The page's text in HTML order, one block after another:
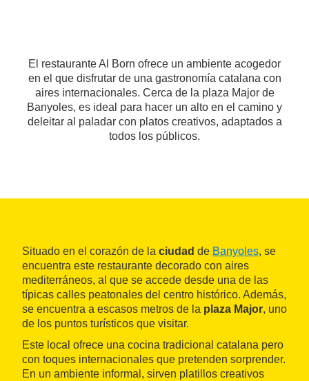
El restaurante Al Born ofrece un ambiente acogedor
en el que disfrutar de una gastronomía catalana con
aires internacionales. Cerca de la plaza Major de
Banyoles, es ideal para hacer un alto en el camino y
deleitar al paladar con platos creativos, adaptados a
todos los públicos.
Situado en el corazón de la ciudad de Banyoles, se
encuentra este restaurante decorado con aires
mediterráneos, al que se accede desde una de las
típicas calles peatonales del centro histórico. Además,
se encuentra a escasos metros de la plaza Major, uno
de los puntos turísticos que visitar.
Este local ofrece una cocina tradicional catalana pero
con toques internacionales que pretenden sorprender.
En un ambiente informal, sirven platillos creativos